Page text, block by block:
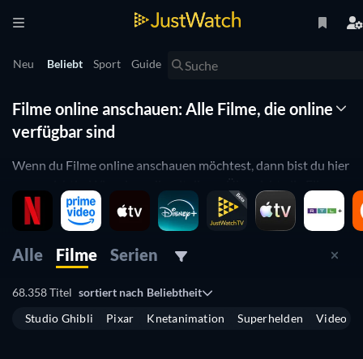
Neu Beliebt Sport Guide
Filme online anschauen: Alle Filme, die online
verfügbar sind
Wenn du Filme online anschauen möchtest, dann bist du hier
die du gerade online kaufen, mieten oder streamen kannst.
Sollten dich demnächst verfügbare Titel interessieren, dann
findest du auf JustWatch eine Übersicht
die Möglichkeit mithilfe von Filtern nach
verfügbaren Filmenund Serienseparat zu suchen.
Alle Filme Serien
68.358 Titel sortiert nach Beliebtheit
Studio Ghibli
Pixar Knetanimation Superhelden